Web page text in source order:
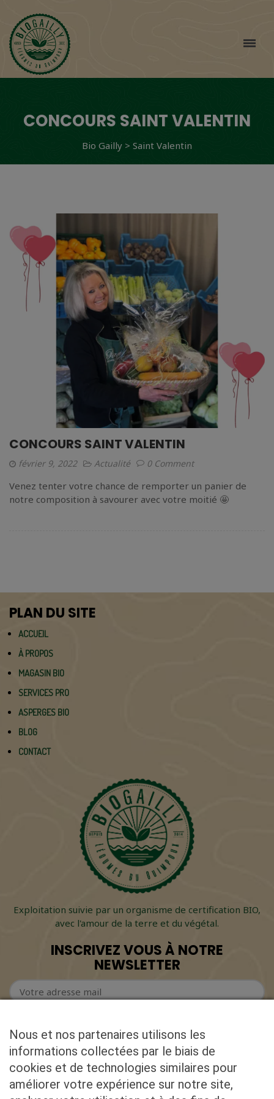
CONCOURS SAINT VALENTIN
Bio Gailly > Saint Valentin
CONCOURS SAINT VALENTIN
février 9, 2022 Actualité 0 Comment
Venez tenter votre chance de remporter un panier de
notre composition à savourer avec votre moitié 🤩
PLAN DU SITE
ACCUEIL
À PROPOS
MAGASIN BIO
SERVICES PRO
ASPERGES BIO
BLOG
CONTACT
Exploitation suivie par un organisme de certification BIO,
avec l'amour de la terre et du végétal.
INSCRIVEZ VOUS À NOTRE
NEWSLETTER
CONTACT
Nous et nos partenaires utilisons les
informations collectées par le biais de
cookies et de technologies similaires pour
améliorer votre expérience sur notre site,